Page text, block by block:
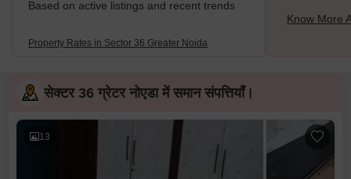
Based on active listings and recent trends
Property Rates in Sector 36 Greater Noida
Know More
सेक्टर 36 ग्रेटर नोएडा में समान संपत्तियाँ।
13